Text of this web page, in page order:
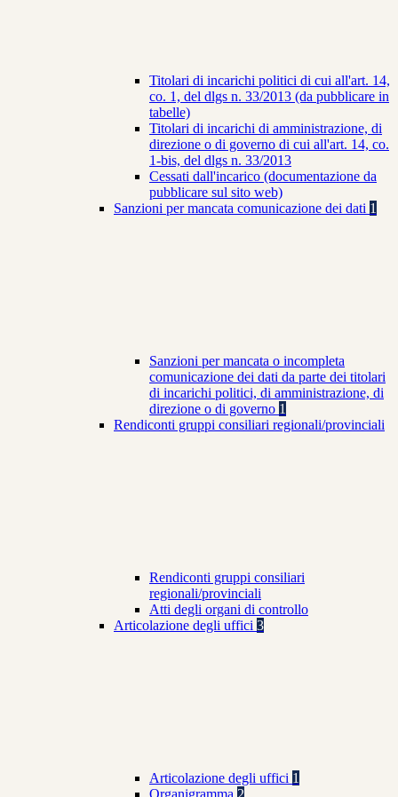
Titolari di incarichi politici di cui all'art. 14,
co. 1, del dlgs n. 33/2013 (da pubblicare in
tabelle)
Titolari di incarichi di amministrazione, di
direzione o di governo di cui all'art. 14, co.
1-bis, del dlgs n. 33/2013
Cessati dall'incarico (documentazione da
pubblicare sul sito web)
Sanzioni per mancata comunicazione dei dati 1
Sanzioni per mancata o incompleta
comunicazione dei dati da parte dei titolari
di incarichi politici, di amministrazione, di
direzione o di governo 1
Rendiconti gruppi consiliari regionali/provinciali
Rendiconti gruppi consiliari
regionali/provinciali
Atti degli organi di controllo
Articolazione degli uffici 3
Articolazione degli uffici 1